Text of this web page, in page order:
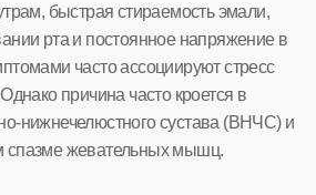
быстрая стираемость эмали,
рта и постоянное напряжение в
часто ассоциируют стресс
причина часто кроется в
нижнечелюстного сустава (ВНЧС) и
спазме жевательных мышц.